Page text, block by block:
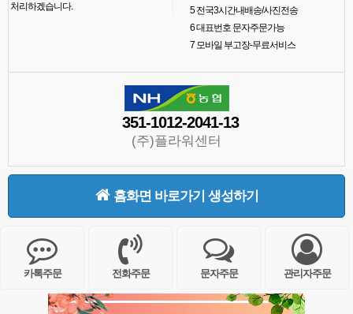
처리하겠습니다.
5전국3시간내배송/사진전송
6대표번호 문자주문가능
7모바일 부고장-무료서비스
351-1012-2041-13
(주)플라워센터
홈화면 바로가기 생성하기
카톡주문 전화주문 문자주문 관리자주문